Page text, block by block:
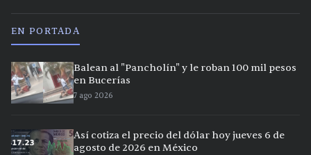
EN PORTADA
Balean al "Pancholín" y le roban 100 mil pesos
en Bucerías
7 ago 2026
Así cotiza el precio del dólar hoy jueves 6 de
agosto de 2026 en México